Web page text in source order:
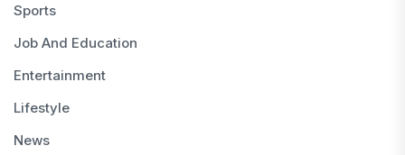
Sports
Job And Education
Entertainment
Lifestyle
News